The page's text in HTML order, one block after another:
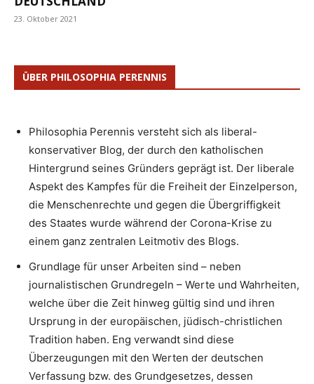
23. Oktober 2021
ÜBER PHILOSOPHIA PERENNIS
Philosophia Perennis versteht sich als liberal-
konservativer Blog, der durch den katholischen
Hintergrund seines Gründers geprägt ist. Der liberale
Aspekt des Kampfes für die Freiheit der Einzelperson,
die Menschenrechte und gegen die Übergriffigkeit
des Staates wurde während der Corona-Krise zu
einem ganz zentralen Leitmotiv des Blogs.
Grundlage für unser Arbeiten sind – neben
journalistischen Grundregeln – Werte und Wahrheiten,
welche über die Zeit hinweg gültig sind und ihren
Ursprung in der europäischen, jüdisch-christlichen
Tradition haben. Eng verwandt sind diese
Überzeugungen mit den Werten der deutschen
Verfassung bzw. des Grundgesetzes, dessen